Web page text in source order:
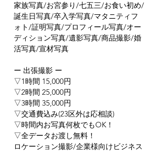
家族写真/お宮参り/七五三/お食い初め/
誕生日写真/卒入学写真/マタニティフ
ォト/証明写真/プロフィール写真/オー
ディション写真/遺影写真/商品撮影/婚
活写真/宣材写真
ー 出張撮影 ー
▽1時間 15,000円
▽2時間 25,000円
▽3時間 35,000円
▽交通費込み(23区外は応相談)
▽時間内お写真何枚でもOK！
▽全データお渡し無料！
ロケーション撮影/企業様向けビジネス